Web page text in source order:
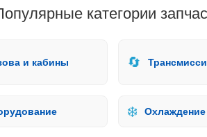
категории
и кабины 🔄
❄️ Охлаждение